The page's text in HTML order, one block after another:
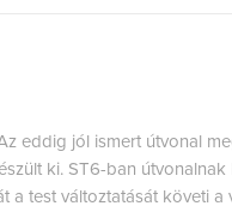
eddig jól ismert útvonal
ki. ST6-ban
a test változtatását követi a